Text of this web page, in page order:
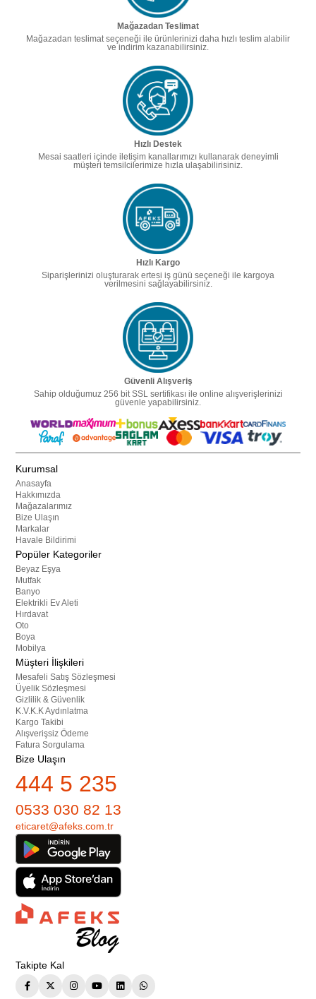
Mağazadan Teslimat
Mağazadan teslimat seçeneği ile ürünlerinizi daha hızlı teslim alabilir
ve indirim kazanabilirsiniz.
Hızlı Destek
Mesai saatleri içinde iletişim kanallarımızı kullanarak deneyimli
müşteri temsilcilerimize hızla ulaşabilirisiniz.
Hızlı Kargo
Siparişlerinizi oluşturarak ertesi iş günü seçeneği ile kargoya
verilmesini sağlayabilirsiniz.
Güvenli Alışveriş
Sahip olduğumuz 256 bit SSL sertifikası ile online alışverişlerinizi
güvenle yapabilirsiniz.
Kurumsal
Anasayfa
Hakkımızda
Mağazalarımız
Bize Ulaşın
Markalar
Havale Bildirimi
Popüler Kategoriler
Beyaz Eşya
Mutfak
Banyo
Elektrikli Ev Aleti
Hırdavat
Oto
Boya
Mobilya
Müşteri İlişkileri
Mesafeli Satış Sözleşmesi
Üyelik Sözleşmesi
Gizlilik & Güvenlik
K.V.K.K Aydınlatma
Kargo Takibi
Alışverişsiz Ödeme
Fatura Sorgulama
Bize Ulaşın
444 5 235
0533 030 82 13
eticaret@afeks.com.tr
Takipte Kal